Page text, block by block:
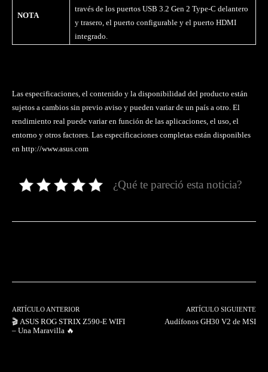
NOTA
través de los puertos USB 3.2 Gen 2 Type-C delantero
y trasero, el puerto configurable y el puerto HDMI
integrado.
Las especificaciones, el contenido y la disponibilidad del producto están
sujetos a cambios sin previo aviso y pueden variar de un país a otro. El
rendimiento real puede variar en función de las aplicaciones, el uso, el
entorno y otros factores. Las especificaciones completas están disponibles
en http://www.asus.com
¿Qué te pareció esta noticia?
ARTÍCULO ANTERIOR
🎬 ASUS ROG STRIX Z590-E WIFI
– Una Maravilla 🔥
ARTÍCULO SIGUIENTE
Audífonos GH30 V2 de MSI